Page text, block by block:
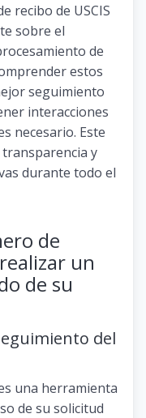
recibo de USCIS
sobre el
de
estos
seguimiento
interacciones
necesario. Este
y
durante todo el
de
un
de su
del
una herramienta
de su solicitud